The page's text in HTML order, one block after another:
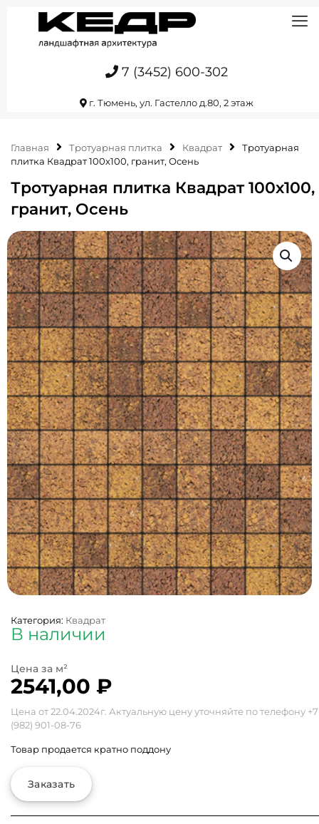
7 (3452) 600-302
г. Тюмень, ул. Гастелло д.80, 2 этаж
Главная Тротуарная плитка Квадрат
Тротуарная
плитка Квадрат 100х100, гранит, Осень
Тротуарная плитка Квадрат 100х100,
гранит, Осень
Категория: Квадрат
В наличии
2541,00 ₽
Цена от 22.04.2024г. Актуальную цену уточняйте по телефону +7
(982) 901-08-76
Товар продается кратно поддону
Заказать